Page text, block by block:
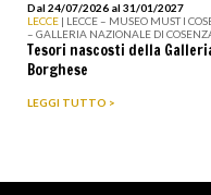
Dal 24/07/2026 al 31/01/2027
LECCE | LECCE – MUSEO MUST I
– GALLERIA NAZIONALE DI
Tesori nascosti della
Borghese
LEGGI TUTTO >